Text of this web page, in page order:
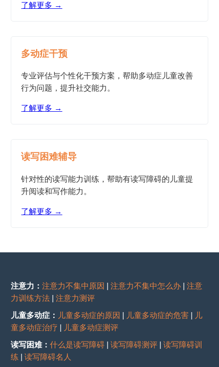
了解更多 →
多动症干预
专业评估与个性化干预方案，帮助多动症儿童改善
行为问题，提升社交能力。
了解更多 →
读写困难辅导
针对性的读写能力训练，帮助有读写障碍的儿童提
升阅读和写作能力。
了解更多 →
注意力：注意力不集中原因 |注意力不集中怎么办 |注意
力训练方法 |注意力测评
儿童多动症： 儿童多动症的原因 儿童多动症的危害
儿
童多动症治疗
儿童多动症测评
读写困难：什么是读写障碍 |读写障碍测评 |读写障碍训
练 |读写障碍名人